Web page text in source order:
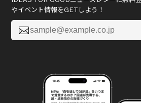
やイベント情報をGETしよう！
